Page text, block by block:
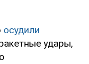
осудили
удары,